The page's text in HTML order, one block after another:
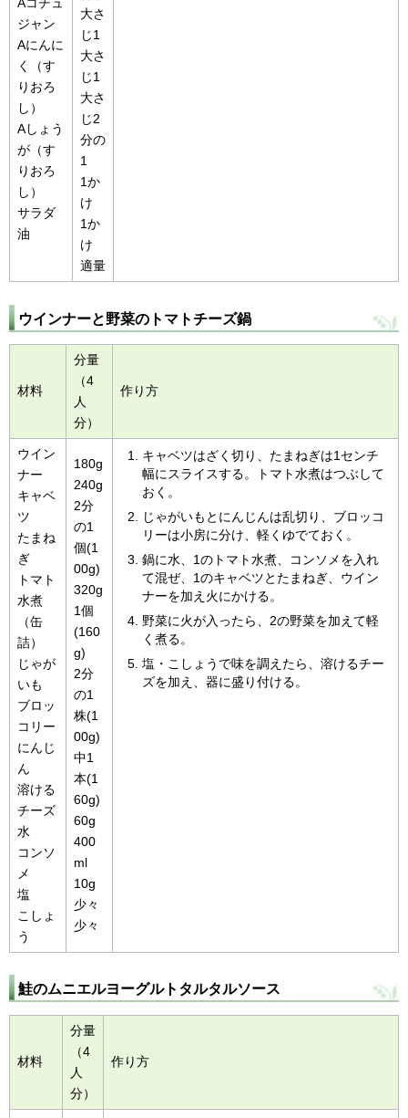
ジャン
Aにんに
く（す
りおろ
し）
Aしょう
が（す
りおろ
し）
サラダ
油
大さ
じ1
大さ
じ1
大さ
じ2
分の
1
1か
け
1か
け
適量
ウインナーと野菜のトマトチーズ鍋
材料
分量
（4
人
分）
作り方
ウイン
ナー
キャベ
ツ
たまね
ぎ
トマト
水煮
（缶
詰）
じゃが
いも
ブロッ
コリー
にんじ
ん
溶ける
チーズ
水
コンソ
メ
塩
こしょ
う
180g
240g
2分
の1
個(1
00g)
320g
1個
(160
g)
2分
の1
株(1
00g)
中1
本(1
60g)
60g
400
ml
10g
少々
少々
キャベツはざく切り、たまねぎは1センチ
幅にスライスする。トマト水煮はつぶして
おく。
じゃがいもとにんじんは乱切り、ブロッコ
リーは小房に分け、軽くゆでておく。
鍋に水、1のトマト水煮、コンソメを入れ
て混ぜ、1のキャベツとたまねぎ、ウイン
ナーを加え火にかける。
野菜に火が入ったら、2の野菜を加えて軽
く煮る。
塩・こしょうで味を調えたら、溶けるチー
ズを加え、器に盛り付ける。
鮭のムニエルヨーグルトタルタルソース
材料
分量
（4
人
分）
作り方